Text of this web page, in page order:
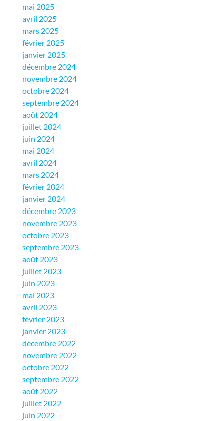
mai 2025
avril 2025
mars 2025
février 2025
janvier 2025
décembre 2024
novembre 2024
octobre 2024
septembre 2024
août 2024
juillet 2024
juin 2024
mai 2024
avril 2024
mars 2024
février 2024
janvier 2024
décembre 2023
novembre 2023
octobre 2023
septembre 2023
août 2023
juillet 2023
juin 2023
mai 2023
avril 2023
février 2023
janvier 2023
décembre 2022
novembre 2022
octobre 2022
septembre 2022
août 2022
juillet 2022
juin 2022